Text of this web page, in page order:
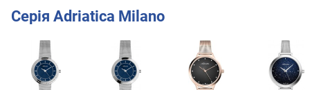
Серія Adriatica Milano